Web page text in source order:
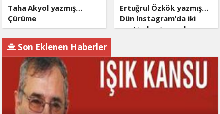
Taha Akyol yazmış…
Çürüme
Ertuğrul Özkök yazmış…
Dün Instagram’da iki
saatte karşıma çıkan
Son Eklenen Haberler